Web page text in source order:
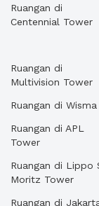
Ruangan di
Centennial Tower
Ruangan di
Multivision Tower
Ruangan di
Ruangan di APL
Tower
Ruangan di Lippo
Moritz Tower
Ruangan di